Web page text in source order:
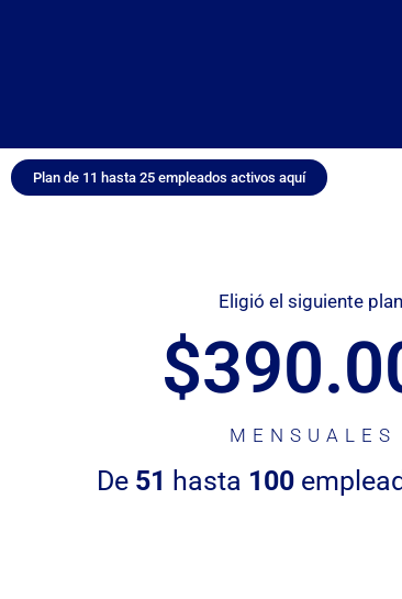
Plan de 11 hasta 25 empleados activos aquí
Eligió el siguiente
MENSUALES
De 51 hasta 100